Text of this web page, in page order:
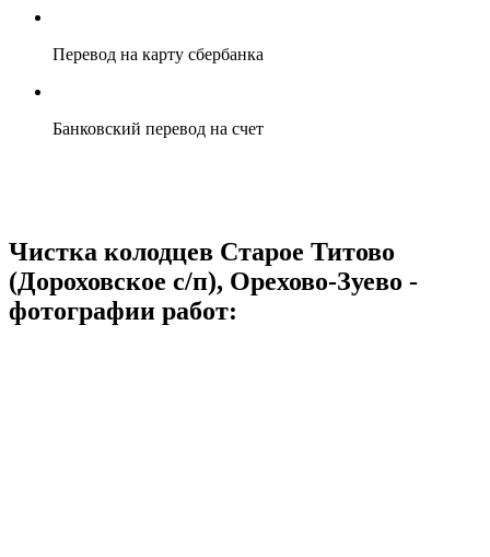
Перевод на карту сбербанка
Банковский перевод на счет
Чистка колодцев Старое Титово
(Дороховское с/п), Орехово-Зуево -
фотографии работ: